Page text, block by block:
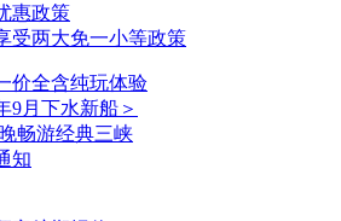
惠政策
受两大免一小等政策
价全含纯玩体验
9月下水新船＞
畅游经典三峡
知